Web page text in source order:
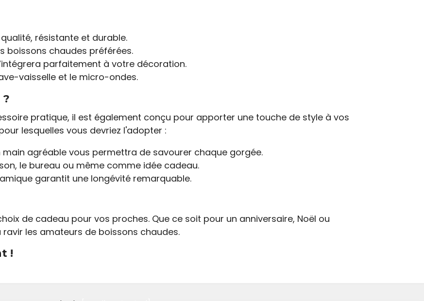
résistante et durable.
boissons chaudes préférées.
parfaitement à votre décoration.
vaisselle et le micro-ondes.
pratique, il est également conçu pour apporter une touche de style à vos
lesquelles vous devriez l'adopter :
agréable vous permettra de savourer chaque gorgée.
le bureau ou même comme idée cadeau.
garantit une longévité remarquable.
de cadeau pour vos proches. Que ce soit pour un anniversaire, Noël ou
les amateurs de boissons chaudes.
!